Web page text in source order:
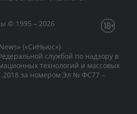
© 1995 – 2026
(«СиНьюс»)
службой по надзору в
технологий и массовых
за номером Эл № ФС77 –